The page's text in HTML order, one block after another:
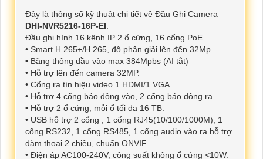
Đây là thông số kỹ thuật chi tiết về Đầu Ghi Camera
DHI-NVR5216-16P-EI:
Đầu ghi hình 16 kênh IP 2 ổ cứng, 16 cổng PoE
• Smart H.265+/H.265, độ phân giải lên đến 32Mp.
• Băng thông đầu vào max 384Mpbs (AI tắt)
• Hỗ trợ lên đến camera 32MP.
• Cổng ra tín hiệu video 1 HDMI/1 VGA
• Hỗ trợ 4 cổng báo động vào, 2 cổng báo động ra
• Hỗ trợ 2 ổ cứng, mỗi ổ tối đa 16 TB.
• USB hỗ trợ 2 cổng , 1 cổng RJ45(10/100/1000M), 1
cổng RS232, 1 cổng RS485, 1 cổng audio vào ra hỗ trợ
đàm thoại 2 chiều, chuẩn ONVIF.
• Điện áp AC100-240V, công suất không ổ cứng <10W.